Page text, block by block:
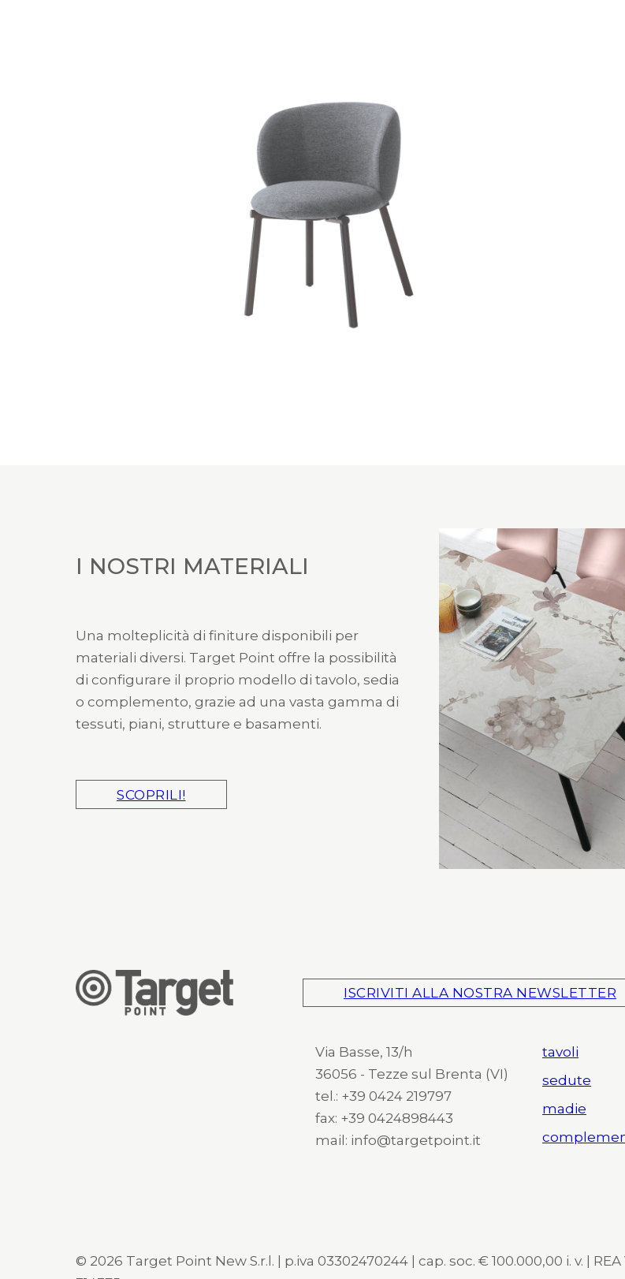
I NOSTRI MATERIALI
Una molteplicità di finiture disponibili per
materiali diversi. Target Point offre la possibilità
di configurare il proprio modello di tavolo, sedia
o complemento, grazie ad una vasta gamma di
tessuti, piani, strutture e basamenti.
SCOPRILI!
ISCRIVITI ALLA NOSTRA NEWSLETTER
Via Basse, 13/h
36056 - Tezze sul Brenta (VI)
tel.: +39 0424 219797
fax: +39 0424898443
mail: info@targetpoint.it
tavoli
sedute
madie
© 2026 Target Point New S.r.l. | p.iva 03302470244 | cap. soc. € 100.000,00 i. v. | REA